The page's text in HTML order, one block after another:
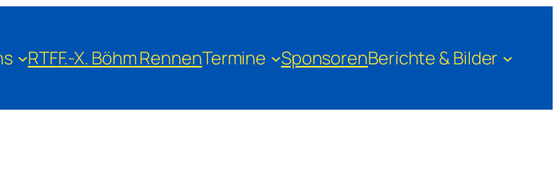
RTFF.-X. Böhm RennenTermine SponsorenBerichte & Bilder